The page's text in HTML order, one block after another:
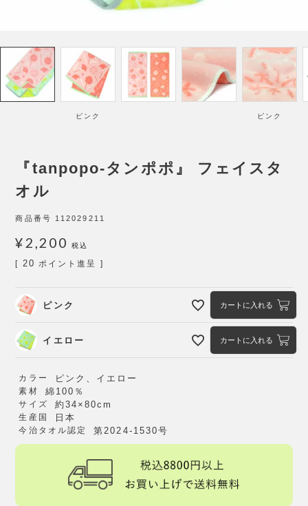
ピンク ピンク
『tanpopo-タンポポ』 フェイスタ
オル
商品番号 112029211
¥ 2,200 税込
[ 20 ポイント進呈 ]
ピンク カートに入れる
イエロー カートに入れる
カラー ピンク、イエロー
素材 綿100％
サイズ 約34×80cm
生産国 日本
今治タオル認定 第2024-1530号